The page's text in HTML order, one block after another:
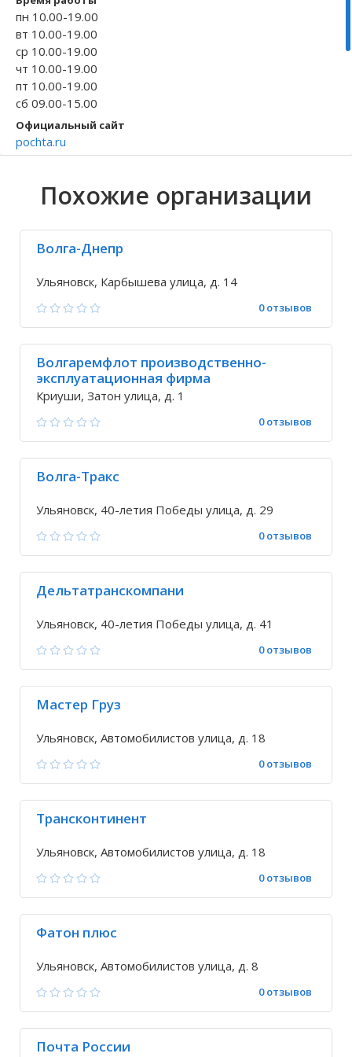
Волгоградская область
Кировоградская область
Восточно-Казахстанская область
Архангельское
пн 10.00-19.00
вт 10.00-19.00
ср 10.00-19.00
чт 10.00-19.00
пт 10.00-19.00
сб 09.00-15.00
Официальный сайт
pochta.ru
+7 8422 65-25-...
Исправить неточность
Похожие организации
Волга-Днепр
Ульяновск, Карбышева улица, д. 14
0 отзывов
Волгаремфлот производственно-
эксплуатационная фирма
Криуши, Затон улица, д. 1
0 отзывов
Волга-Тракс
Ульяновск, 40-летия Победы улица, д. 29
0 отзывов
Дельтатранскомпани
Ульяновск, 40-летия Победы улица, д. 41
0 отзывов
Мастер Груз
Ульяновск, Автомобилистов улица, д. 18
0 отзывов
Трансконтинент
Ульяновск, Автомобилистов улица, д. 18
0 отзывов
Фатон плюс
Ульяновск, Автомобилистов улица, д. 8
0 отзывов
Почта России